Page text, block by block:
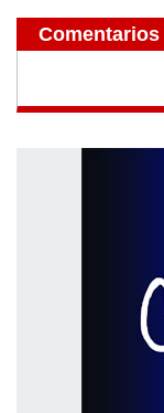
Comentarios